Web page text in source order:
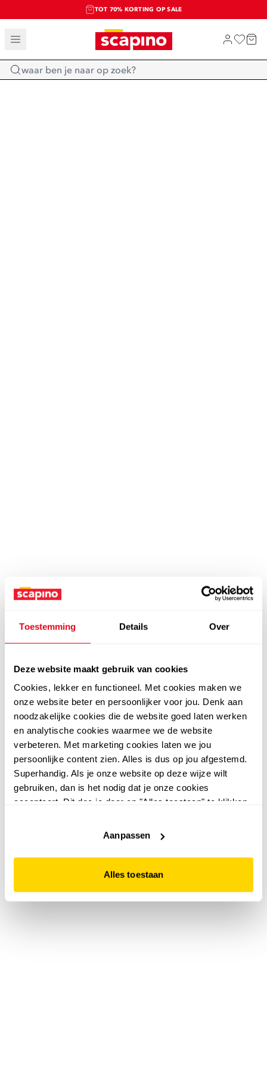
Toestemming Details Over
Deze website maakt gebruik van cookies
Cookies, lekker en functioneel. Met cookies maken we
onze website beter en persoonlijker voor jou. Denk aan
noodzakelijke cookies die de website goed laten werken
en analytische cookies waarmee we de website
verbeteren. Met marketing cookies laten we jou
persoonlijke content zien. Alles is dus op jou afgestemd.
Superhandig. Als je onze website op deze wijze wilt
gebruiken, dan is het nodig dat je onze cookies
accepteert. Dit doe je door op "Alles toestaan" te klikken.
website niet optimaal functioneert.
Aanpassen
Alles toestaan
TOT 70% KORTING OP SALE
SALE: LAATSTE KANS!
SHOP NIEUW
Home